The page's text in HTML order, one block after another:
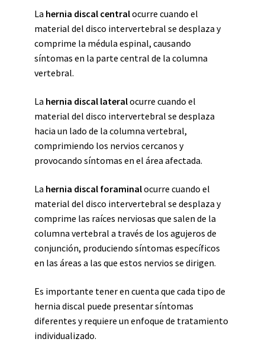
La hernia discal centralocurre cuando el
material del disco intervertebral se desplaza y
comprime la médula espinal, causando
síntomas en la parte central de la columna
vertebral.
La hernia discal lateralocurre cuando el
material del disco intervertebral se desplaza
hacia un lado de la columna vertebral,
comprimiendo los nervios cercanos y
provocando síntomas en el área afectada.
La hernia discal foraminalocurre cuando el
material del disco intervertebral se desplaza y
comprime las raíces nerviosas que salen de la
columna vertebral a través de los agujeros de
conjunción, produciendo síntomas específicos
en las áreas a las que estos nervios se dirigen.
Es importante tener en cuenta que cada tipo de
hernia discal puede presentar síntomas
diferentes y requiere un enfoque de tratamiento
individualizado.